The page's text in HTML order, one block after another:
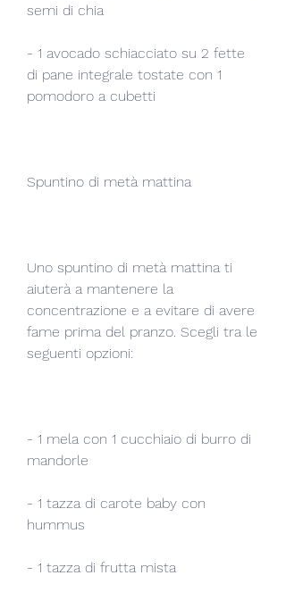
semi di chia
- 1 avocado schiacciato su 2 fette
di pane integrale tostate con 1
pomodoro a cubetti
Spuntino di metà mattina
Uno spuntino di metà mattina ti
aiuterà a mantenere la
concentrazione e a evitare di avere
fame prima del pranzo. Scegli tra le
seguenti opzioni:
- 1 mela con 1 cucchiaio di burro di
mandorle
- 1 tazza di carote baby con
hummus
- 1 tazza di frutta mista